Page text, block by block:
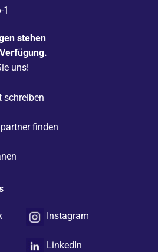
1
stehen
uns!
schreiben
finden
Instagram
LinkedIn